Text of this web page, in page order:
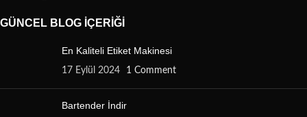
GÜNCEL BLOG İÇERIĞI
En Kaliteli Etiket Makinesi
17 Eylül 2024 1 Comment
Bartender İndir